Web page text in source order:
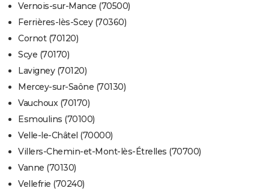
Vernois-sur-Mance (70500)
Ferrières-lès-Scey (70360)
Cornot (70120)
Scye (70170)
Lavigney (70120)
Mercey-sur-Saône (70130)
Vauchoux (70170)
Esmoulins (70100)
Velle-le-Châtel (70000)
Villers-Chemin-et-Mont-lès-Étrelles (70700)
Vanne (70130)
Vellefrie (70240)